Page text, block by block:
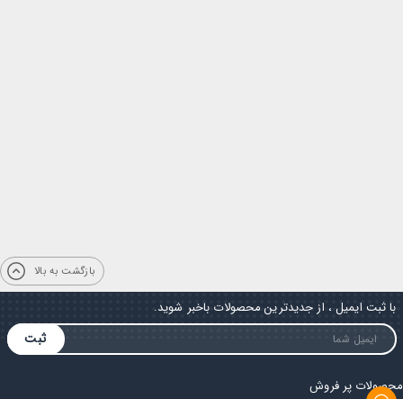
بازگشت به بالا
با ثبت ایمیل ، از جدیدترین محصولات باخبر شوید.
ثبت
محصولات پر فروش